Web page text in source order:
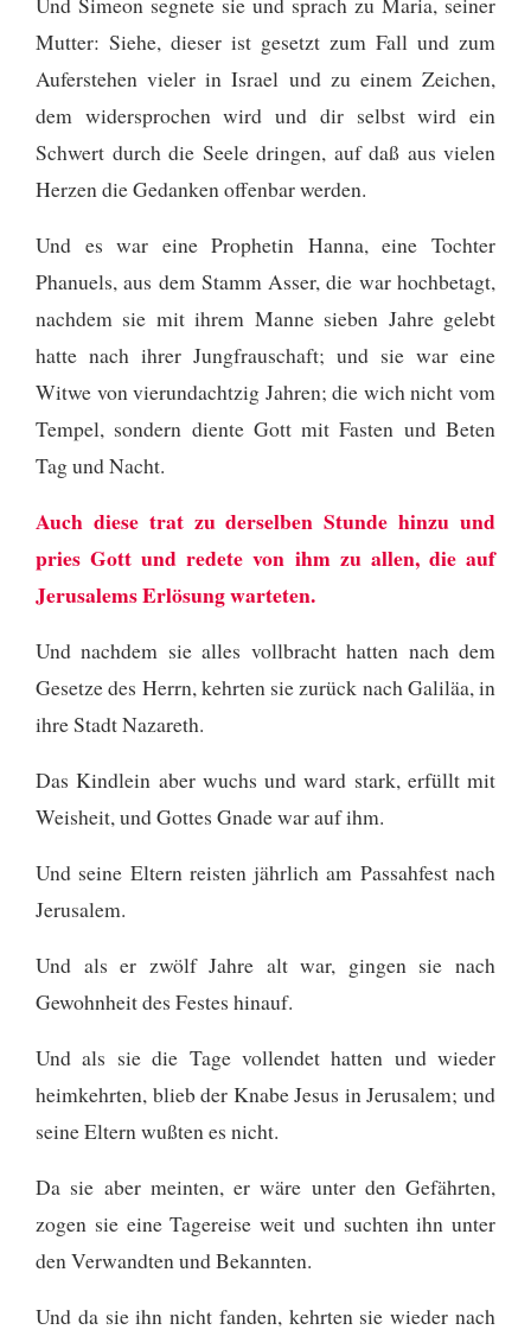
Mutter: Siehe, dieser ist gesetzt zum Fall und zum
Auferstehen vieler in Israel und zu einem Zeichen,
dem widersprochen wird und dir selbst wird ein
Schwert durch die Seele dringen, auf daß aus vielen
Herzen die Gedanken offenbar werden.
Und es war eine Prophetin Hanna, eine Tochter
Phanuels, aus dem Stamm Asser, die war hochbetagt,
nachdem sie mit ihrem Manne sieben Jahre gelebt
hatte nach ihrer Jungfrauschaft; und sie war eine
Witwe von vierundachtzig Jahren; die wich nicht vom
Tempel, sondern diente Gott mit Fasten und Beten
Tag und Nacht.
Auch diese trat zu derselben Stunde hinzu und
pries Gott und redete von ihm zu allen, die auf
Jerusalems Erlösung warteten.
Und nachdem sie alles vollbracht hatten nach dem
Gesetze des Herrn, kehrten sie zurück nach Galiläa, in
ihre Stadt Nazareth.
Das Kindlein aber wuchs und ward stark, erfüllt mit
Weisheit, und Gottes Gnade war auf ihm.
Und seine Eltern reisten jährlich am Passahfest nach
Jerusalem.
Und als er zwölf Jahre alt war, gingen sie nach
Gewohnheit des Festes hinauf.
Und als sie die Tage vollendet hatten und wieder
heimkehrten, blieb der Knabe Jesus in Jerusalem; und
seine Eltern wußten es nicht.
Da sie aber meinten, er wäre unter den Gefährten,
zogen sie eine Tagereise weit und suchten ihn unter
den Verwandten und Bekannten.
Und da sie ihn nicht fanden, kehrten sie wieder nach